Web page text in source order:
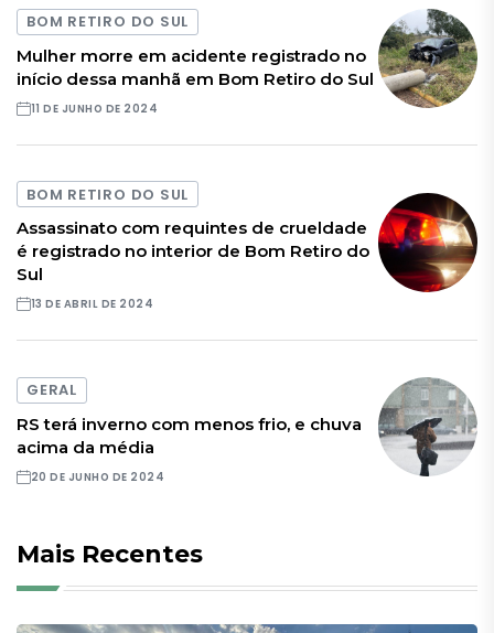
BOM RETIRO DO SUL
Mulher morre em acidente registrado no
início dessa manhã em Bom Retiro do Sul
11 DE JUNHO DE 2024
BOM RETIRO DO SUL
Assassinato com requintes de crueldade
é registrado no interior de Bom Retiro do
Sul
13 DE ABRIL DE 2024
GERAL
RS terá inverno com menos frio, e chuva
acima da média
20 DE JUNHO DE 2024
Mais Recentes